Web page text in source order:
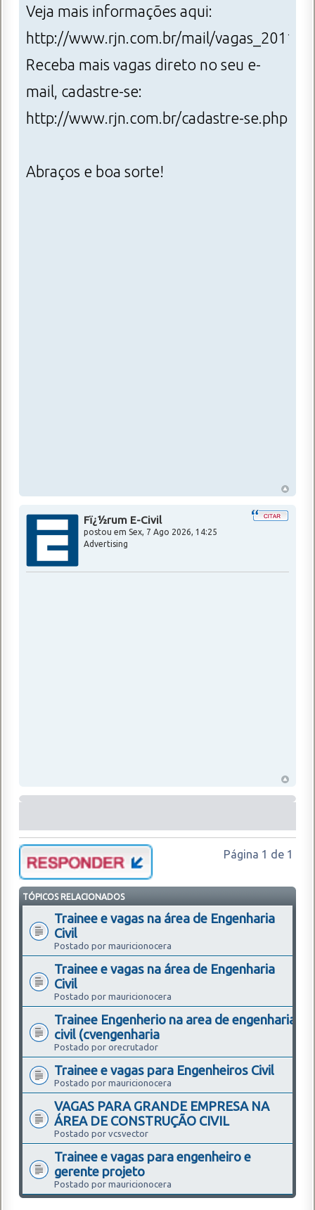
Veja mais informações aqui:
http://www.rjn.com.br/mail/
Receba mais vagas direto no seu e-
mail, cadastre-se:
http://www.rjn.com.br/cadastre-se.php
Abraços e boa sorte!
Fï¿½rum E-Civil
postou em Sex, 7 Ago 2026, 14:25
Advertising
Página 1 de 1
TÓPICOS RELACIONADOS
Trainee e vagas na área de Engenharia
Civil
Postado por mauricionocera
Trainee e vagas na área de Engenharia
Civil
Postado por mauricionocera
Trainee Engenherio na area de engenharia
civil (cvengenharia
Postado por orecrutador
Trainee e vagas para Engenheiros Civil
Postado por mauricionocera
VAGAS PARA GRANDE EMPRESA NA
ÁREA DE CONSTRUÇÃO CIVIL
Postado por vcsvector
Trainee e vagas para engenheiro e
gerente projeto
Postado por mauricionocera